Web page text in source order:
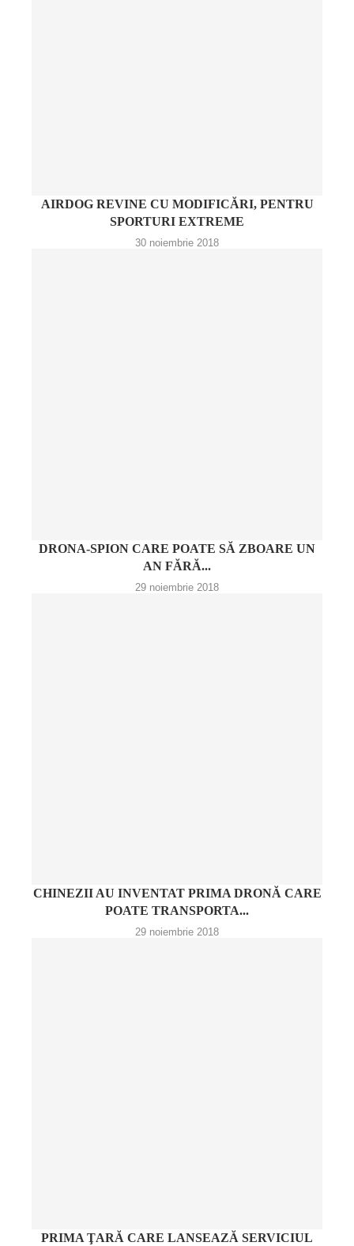
AIRDOG REVINE CU MODIFICĂRI, PENTRU
SPORTURI EXTREME
30 noiembrie 2018
DRONA-SPION CARE POATE SĂ ZBOARE UN
AN FĂRĂ...
29 noiembrie 2018
CHINEZII AU INVENTAT PRIMA DRONĂ CARE
POATE TRANSPORTA...
29 noiembrie 2018
PRIMA ŢARĂ CARE LANSEAZĂ SERVICIUL